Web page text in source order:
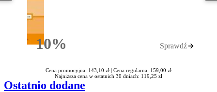
10%Rabatu Sprawdź
Cena promocyjna: 143,10 zł | Cena regularna: 159,00 zł
Najniższa cena w ostatnich 30 dniach: 119,25 zł
Ostatnio dodane